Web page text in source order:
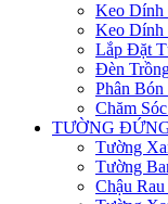
Keo Dính
Keo Dính
Lắp Đặt
Đèn
Phân
Chăm
TƯỜNG
Tường
Tường
Chậu